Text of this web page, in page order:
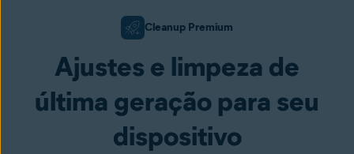
Cleanup Premium
Ajustes e limpeza de
última geração para seu
dispositivo